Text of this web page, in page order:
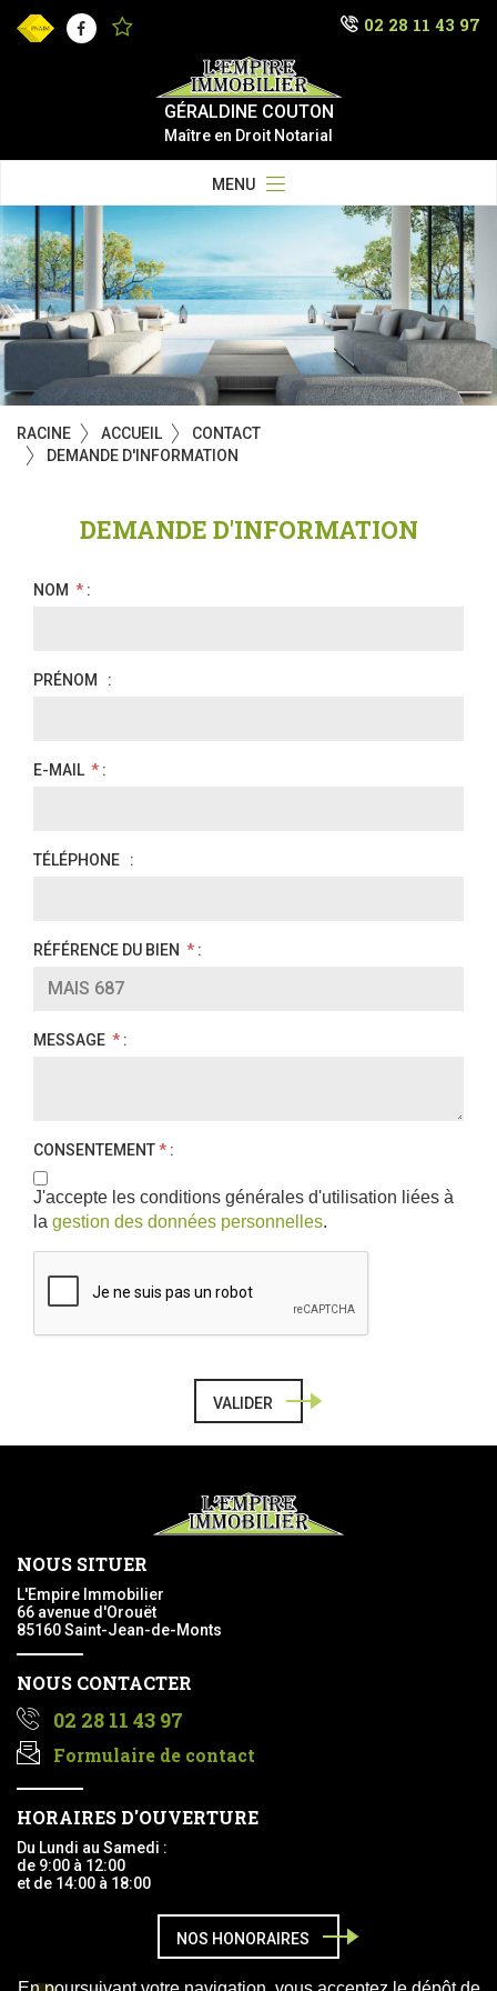
Facebook 02 28 11 43 97
GÉRALDINE COUTON
Maître en Droit Notarial
MENU
RACINE ACCUEIL
CONTACT
DEMANDE D'INFORMATION
DEMANDE D'INFORMATION
* :
:
* :
:
* :
* :
CONSENTEMENT* :
J'accepte les conditions générales d'utilisation liées à
la gestion des données personnelles.
VALIDER
NOUS SITUER
L'Empire Immobilier
66 avenue d'Orouët
85160 Saint-Jean-de-Monts
NOUS CONTACTER
02 28 11 43 97
Formulaire de contact
HORAIRES D'OUVERTURE
Du Lundi au Samedi :
de 9:00 à 12:00
et de 14:00 à 18:00
NOS HONORAIRES